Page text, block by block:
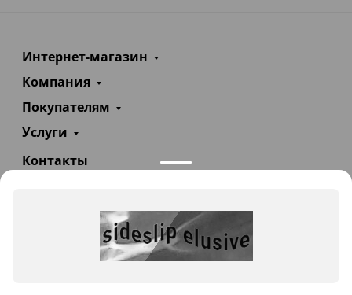
Интернет-магазин
Компания
Покупателям
Услуги
Контакты
info@teploexpert.com
Пн—Сб 09:00 – 18:00